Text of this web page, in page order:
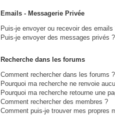
Emails - Messagerie Privée
Puis-je envoyer ou recevoir des emails
Puis-je envoyer des messages privés ?
Recherche dans les forums
Comment rechercher dans les forums ?
Pourquoi ma recherche ne renvoie
Pourquoi ma recherche retourne une
Comment rechercher des membres ?
Comment puis-je trouver mes propres